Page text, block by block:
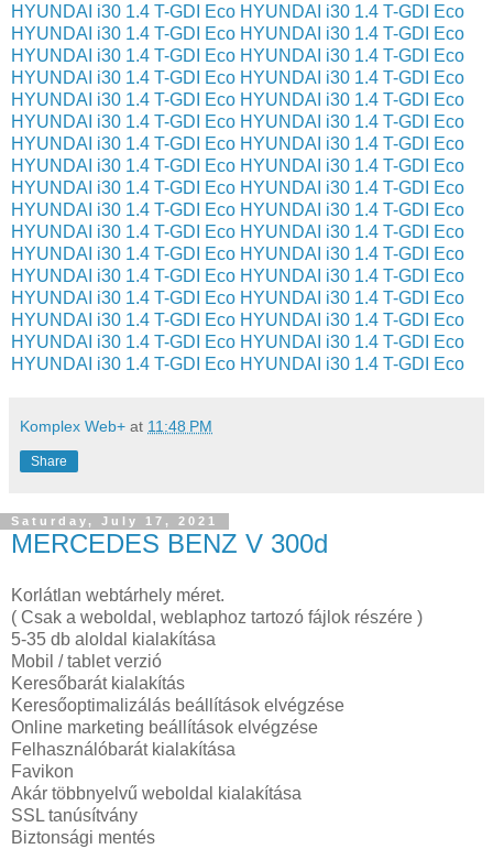
HYUNDAI i30 1.4 T-GDI Eco HYUNDAI i30 1.4 T-GDI Eco
HYUNDAI i30 1.4 T-GDI Eco HYUNDAI i30 1.4 T-GDI Eco
HYUNDAI i30 1.4 T-GDI Eco HYUNDAI i30 1.4 T-GDI Eco
HYUNDAI i30 1.4 T-GDI Eco HYUNDAI i30 1.4 T-GDI Eco
HYUNDAI i30 1.4 T-GDI Eco HYUNDAI i30 1.4 T-GDI Eco
HYUNDAI i30 1.4 T-GDI Eco HYUNDAI i30 1.4 T-GDI Eco
HYUNDAI i30 1.4 T-GDI Eco HYUNDAI i30 1.4 T-GDI Eco
HYUNDAI i30 1.4 T-GDI Eco HYUNDAI i30 1.4 T-GDI Eco
HYUNDAI i30 1.4 T-GDI Eco HYUNDAI i30 1.4 T-GDI Eco
HYUNDAI i30 1.4 T-GDI Eco HYUNDAI i30 1.4 T-GDI Eco
HYUNDAI i30 1.4 T-GDI Eco HYUNDAI i30 1.4 T-GDI Eco
HYUNDAI i30 1.4 T-GDI Eco HYUNDAI i30 1.4 T-GDI Eco
HYUNDAI i30 1.4 T-GDI Eco HYUNDAI i30 1.4 T-GDI Eco
HYUNDAI i30 1.4 T-GDI Eco HYUNDAI i30 1.4 T-GDI Eco
HYUNDAI i30 1.4 T-GDI Eco HYUNDAI i30 1.4 T-GDI Eco
HYUNDAI i30 1.4 T-GDI Eco HYUNDAI i30 1.4 T-GDI Eco
HYUNDAI i30 1.4 T-GDI Eco HYUNDAI i30 1.4 T-GDI Eco
Komplex Web+ at 11:48 PM
Share
Saturday, July 17, 2021
MERCEDES BENZ V 300d
Korlátlan webtárhely méret.
( Csak a weboldal, weblaphoz tartozó fájlok részére )
5-35 db aloldal kialakítása
Mobil / tablet verzió
Keresőbarát kialakítás
Keresőoptimalizálás beállítások elvégzése
Online marketing beállítások elvégzése
Felhasználóbarát kialakítása
Favikon
Akár többnyelvű weboldal kialakítása
SSL tanúsítvány
Biztonsági mentés